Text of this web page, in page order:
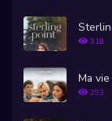
318
Ma
293